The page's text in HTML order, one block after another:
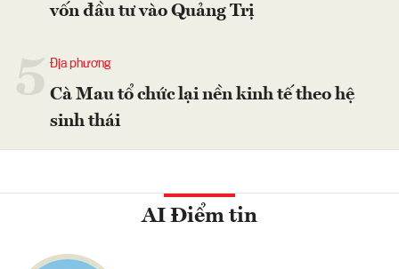
vốn đầu tư vào Quảng Trị
Địa phương
Cà Mau tổ chức lại nền kinh tế theo hệ
sinh thái
AI Điểm tin